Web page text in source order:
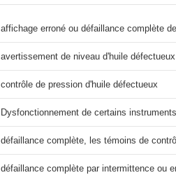
affichage erroné ou défaillance complète
avertissement de niveau d'huile défectueux
contrôle de pression d'huile défectueux
Dysfonctionnement de certains
défaillance complète, les témoins de
défaillance complète par intermittence ou